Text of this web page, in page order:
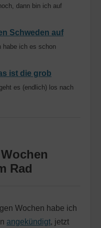
dann bin ich auf
Schweden auf
habe ich es schon
ist die grob
es (endlich) los nach
Rad
Wochen habe ich
angekündigt, jetzt